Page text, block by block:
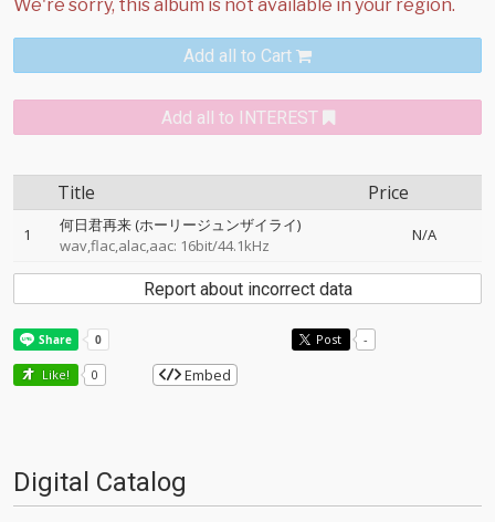
Add all to Cart
Add all to INTEREST
Title Price
1
何日君再来 (ホーリージュンザイライ)
wav,flac,alac,aac: 16bit/44.1kHz
N/A
Report about incorrect data
Post -
Like! 0 Embed
Digital Catalog